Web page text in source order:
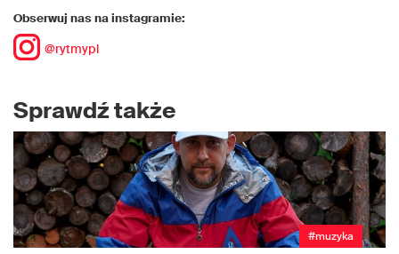
Obserwuj nas na instagramie:
@rytmypl
Sprawdź także
#muzyka